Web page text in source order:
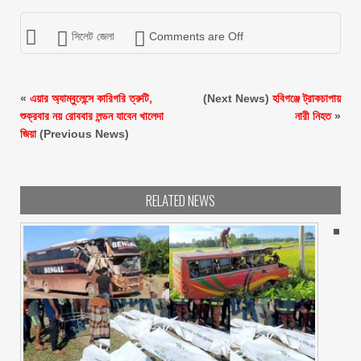
সিলেট জেলা Comments are Off
« এয়ার অ্যাম্বুলেন্সে কারিগরি ত্রুটি,
শুক্রবার নয় রোববার লন্ডন যাবেন খালেদা
জিয়া(Previous News)
(Next News) হবিগঞ্জে ট্রাকচাপায়
নারী নিহত»
RELATED NEWS